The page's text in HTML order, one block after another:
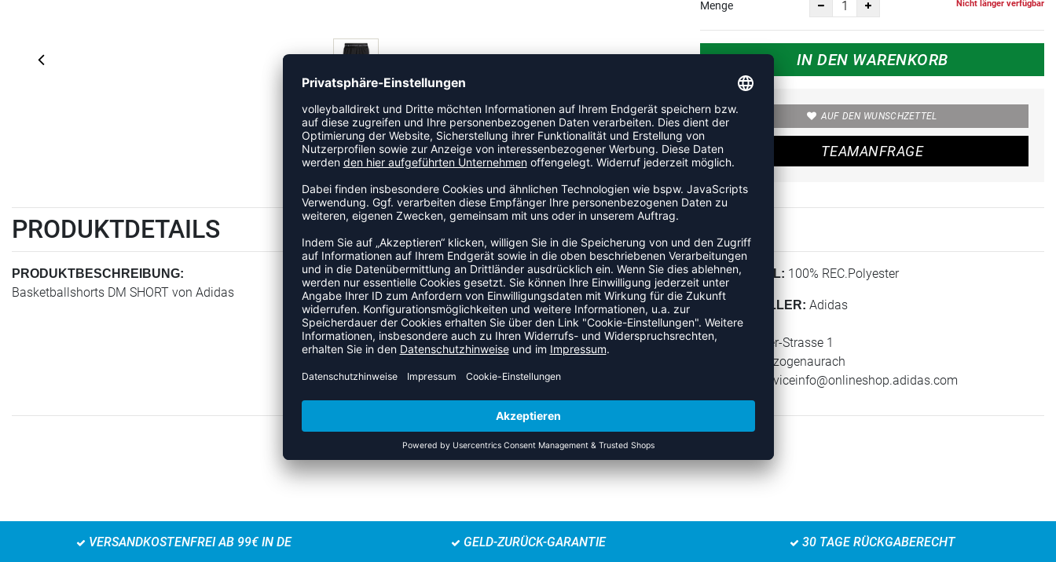
Menge Nicht länger verfügbar
IN DEN WARENKORB
AUF DEN WUNSCHZETTEL
TEAMANFRAGE
PRODUKTDETAILS
PRODUKTBESCHREIBUNG:
Basketballshorts DM SHORT von Adidas
MATERIAL: 100% REC.Polyester
HERSTELLER: Adidas
adidas AG
Adi-Dassler-Strasse 1
91074 Herzogenaurach
serviceinfo@onlineshop.adidas.com
ZULETZT ANGESEHEN
VERSANDKOSTENFREI AB 99€ IN DE GELD-ZURÜCK-GARANTIE 30 TAGE RÜCKGABERECHT